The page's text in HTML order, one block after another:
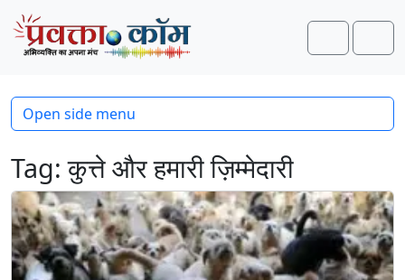
Skip to content
Skip to footer
Search
Tag:कुत्ते और हमारी ज़िम्मेदारी
Open side menu